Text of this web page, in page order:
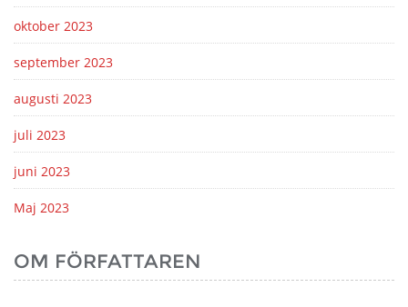
oktober 2023
september 2023
augusti 2023
juli 2023
juni 2023
Maj 2023
OM FÖRFATTAREN